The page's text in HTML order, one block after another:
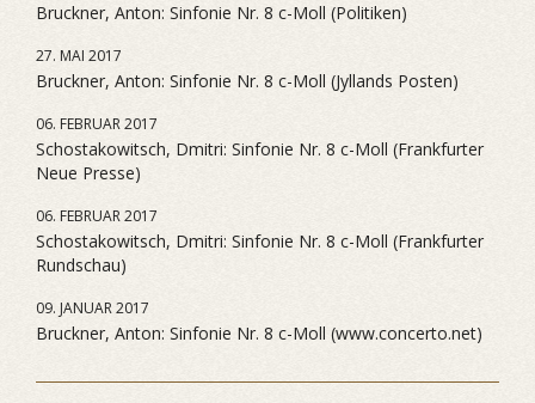
Bruckner, Anton: Sinfonie Nr. 8 c-Moll (Politiken)
27. MAI 2017
Bruckner, Anton: Sinfonie Nr. 8 c-Moll (Jyllands Posten)
06. FEBRUAR 2017
Schostakowitsch, Dmitri: Sinfonie Nr. 8 c-Moll (Frankfurter
Neue Presse)
06. FEBRUAR 2017
Schostakowitsch, Dmitri: Sinfonie Nr. 8 c-Moll (Frankfurter
Rundschau)
09. JANUAR 2017
Bruckner, Anton: Sinfonie Nr. 8 c-Moll (www.concerto.net)